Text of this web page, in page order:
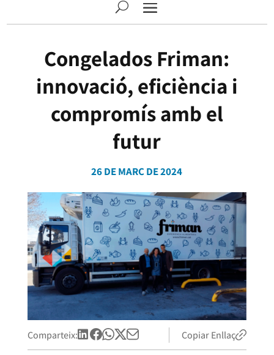
Congelados Friman:
innovació, eficiència i
compromís amb el
futur
26 DE MARÇ DE 2024
Comparteix: Copiar Enllaç